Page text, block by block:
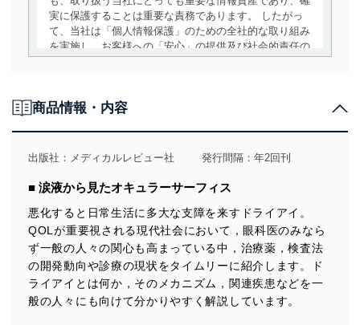
実に保護することは重要な責務であります。 したがっ
て、当社は「個人情報保護」のための全社的な取り組み
を実施し、お客様への「安心」の提供及び社会的責任の
用目的を明確にし、本人の同意を得たうえで利用目的の
達成に必要な範囲内で適法かつ公正な手段によって取
得・利用・提供を行います。また、当社が保有している
個人情報は、同意を得ずに目的外利用、第三者への提
供・開示は行いません。当社においてはこれらの取り組
みを確実にするため、従業者等の教育を徹底してまいり
ます。また、目的外利用を行わないために、適切な管理
措置を講じます。
法令遵守
当社は、個人情報に関連する法令、国が定める指針及び
商品情報・内容
出版社： メディカルレビュー社 発行間隔：年2回刊
■ 涙液から見たオキュラーサーフィス
悪化すると日常生活に多大な支障を来すドライアイ。
QOLが重要視される現代社会において，眼科医のみなら
ず一般の人々の関心も高まっている中，治療薬，検査法
の開発動向や診療の現状をタイムリーに紹介します。ド
ライアイとは何か，そのメカニズム，関連疾患などを一
般の人々にも向けて分かりやすく解説しています。